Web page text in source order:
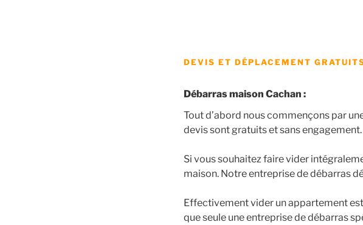
DEVIS ET DÉPLACEMENT
Débarras maison Cachan :
Tout d’abord nous commençons par
devis sont gratuits et sans engagement.
Si vous souhaitez faire vider
maison. Notre entreprise de débarras
Effectivement vider un appartement
que seule une entreprise de débarras